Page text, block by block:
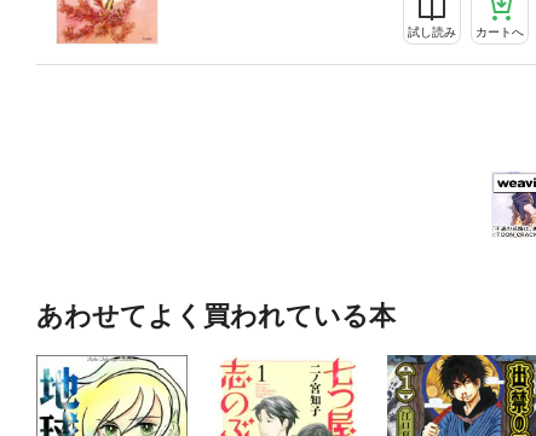
試し読み カートへ
あわせてよく買われている本